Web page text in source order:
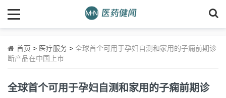
首页 > 医疗服务 > 全球首个可用于孕妇自测和家用的子痫前期诊
断产品在中国上市
全球首个可用于孕妇自测和家用的子痫前期诊